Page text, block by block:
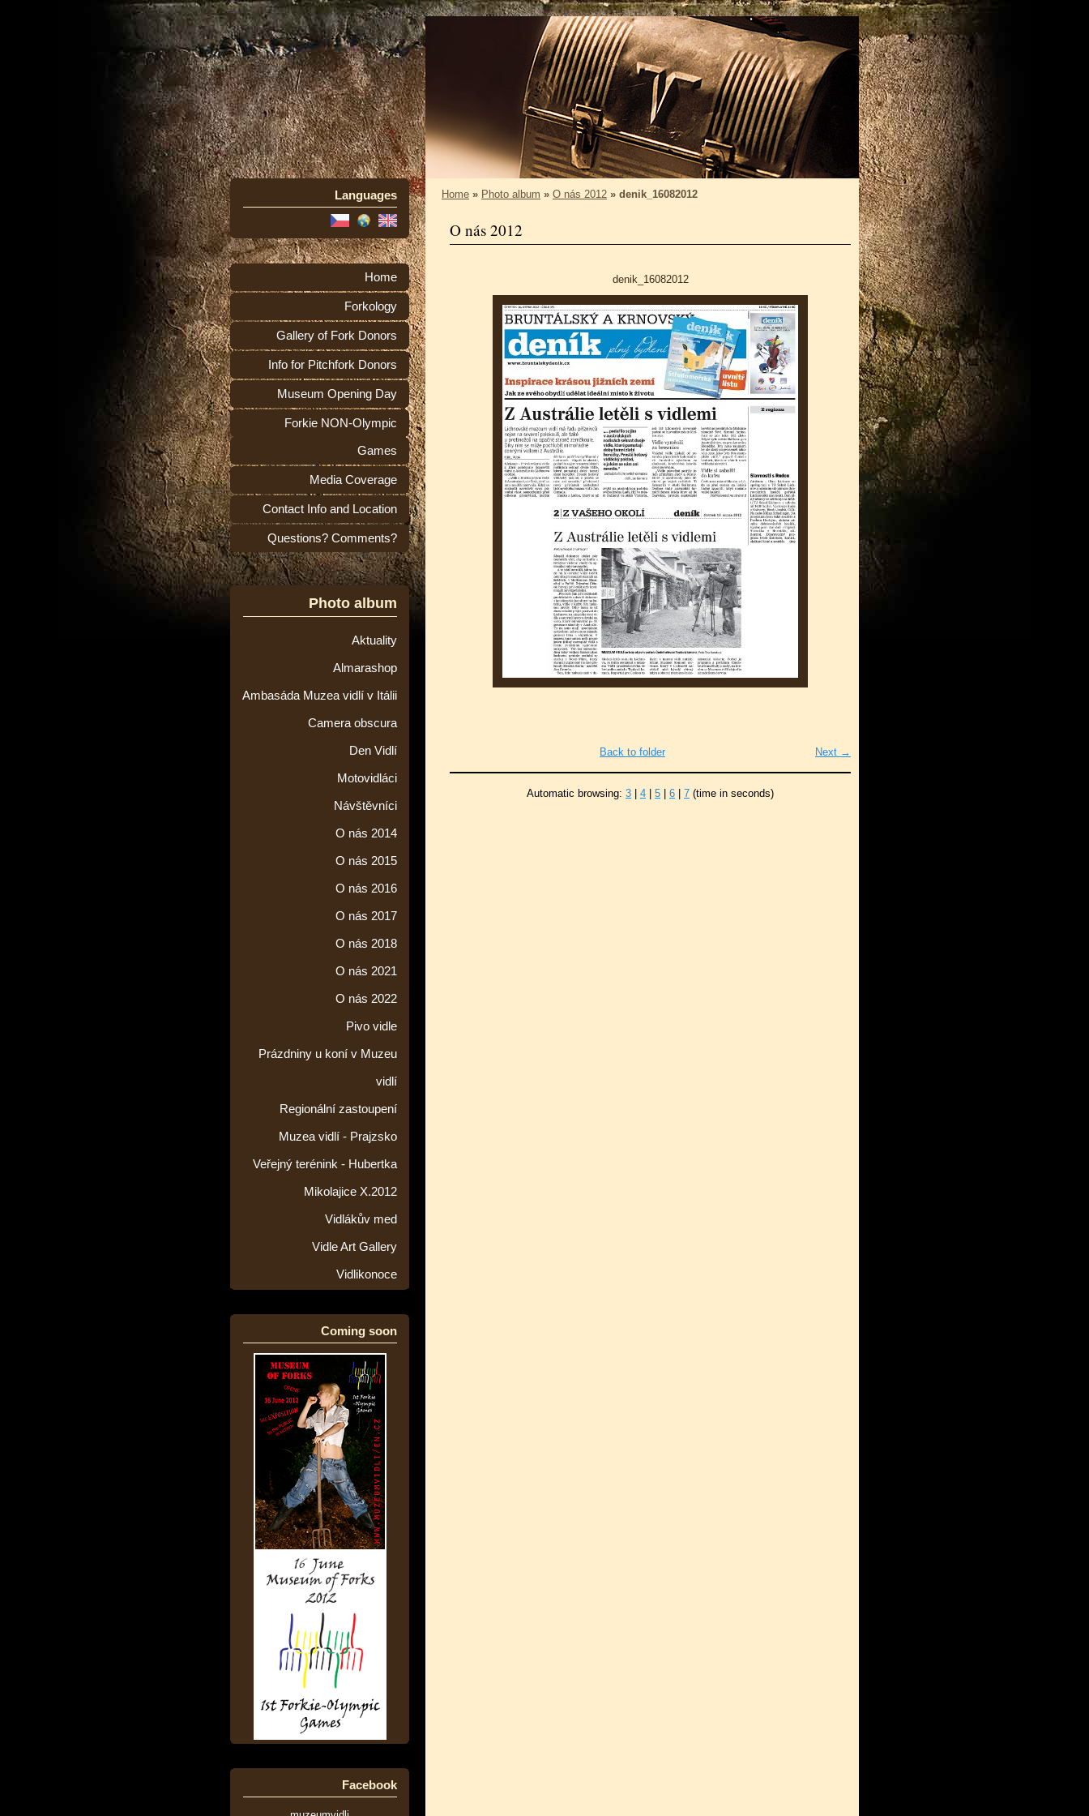
Languages
Home
Forkology
Gallery of Fork Donors
Info for Pitchfork Donors
Museum Opening Day
Forkie NON-Olympic
Games
Media Coverage
Contact Info and Location
Questions? Comments?
Photo album
Aktuality
Almarashop
Ambasáda Muzea vidlí v Itálii
Camera obscura
Den Vidlí
Motovidláci
Návštěvníci
O nás 2014
O nás 2015
O nás 2016
O nás 2017
O nás 2018
O nás 2021
O nás 2022
Pivo vidle
Prázdniny u koní v Muzeu
vidlí
Regionální zastoupení
Muzea vidlí - Prajzsko
Veřejný terénink - Hubertka
Mikolajice X.2012
Vidlákův med
Vidle Art Gallery
Vidlikonoce
Coming soon
Facebook
Home » Photo album » O nás 2012 » denik_16082012
O nás 2012
denik_16082012
Next →
Back to folder
Automatic browsing: 3 4 5 6 7 (time in seconds)